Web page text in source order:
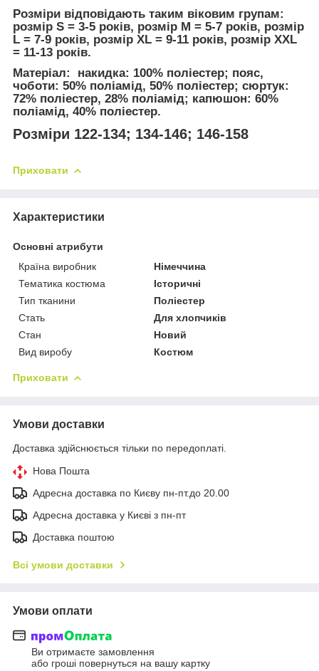
Розміри відповідають таким віковим групам:
розмір S = 3-5 років, розмір M = 5-7 років, розмір
L = 7-9 років, розмір XL = 9-11 років, розмір XXL
= 11-13 років.
Матеріал:
накидка: 100% поліестер; пояс,
чоботи: 50% поліамід, 50% поліестер; сюртук:
72% поліестер, 28% поліамід; капюшон: 60%
поліамід, 40% поліестер.
Розміри 122-134; 134-146; 146-158
Приховати
Характеристики
Основні атрибути
Країна виробник
Німеччина
Тематика костюма
Історичні
Тип тканини
Поліестер
Стать
Для хлопчиків
Стан
Новий
Вид виробу
Костюм
Приховати
Умови доставки
Доставка здійснюється тільки по передоплаті.
Нова Пошта
Адресна доставка по Києву пн-пт.до 20.00
Адресна доставка у Києві з пн-пт
Доставка поштою
Всі умови доставки
Умови оплати
Ви отримаєте замовлення
або гроші повернуться на вашу картку